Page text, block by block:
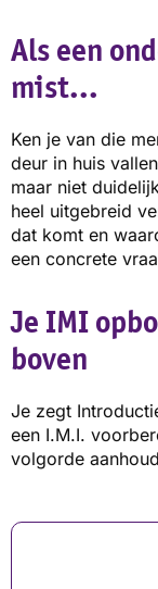
Als een
mist...
Ken je van die
deur in huis
maar niet
heel uitgebreid
dat komt en
een concrete
Je IMI
boven
Je zegt
een I.M.I.
volgorde